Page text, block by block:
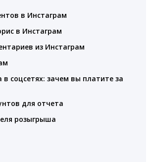
в Инстаграм
в Инстаграм
из Инстаграм
в соцсетях: зачем вы платите за
для отчета
розыгрыша